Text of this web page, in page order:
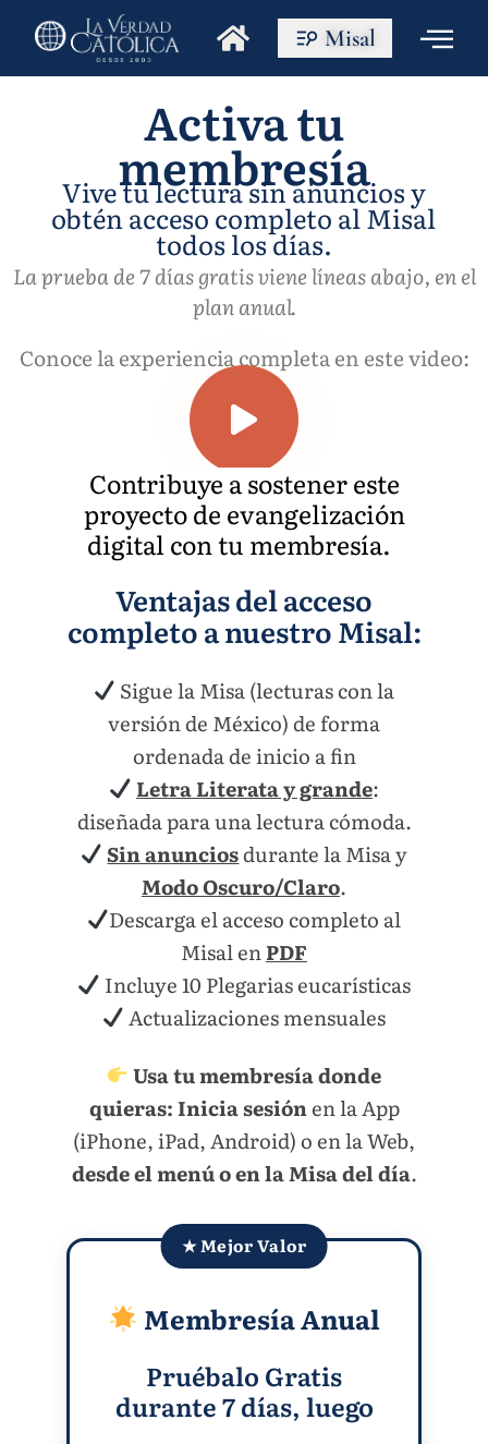
Misal
Activa tu
membresía
Vive tu lectura sin anuncios y
obtén acceso completo al Misal
todos los días.
La prueba de 7 días gratis viene líneas abajo, en el
plan anual.
Conoce la experiencia completa en este video:
Contribuye a sostener este
proyecto de evangelización
digital con tu membresía.
Ventajas del acceso
completo a nuestro Misal:
Sigue la Misa (lecturas con la
versión de México) de forma
ordenada de inicio a fin
Letra Literata y grande:
diseñada para una lectura cómoda.
Sin anunciosdurante la Misa y
Modo Oscuro/Claro.
Descarga el acceso completo al
Misal enPDF
Incluye 10 Plegarias eucarísticas
Actualizaciones mensuales
Usa tu membresía donde
quieras: Inicia sesiónen la App
(iPhone, iPad, Android) o en la Web,
desde el menú o en la Misa del día.
★ Mejor Valor
Membresía Anual
Pruébalo Gratis
durante 7 días, luego